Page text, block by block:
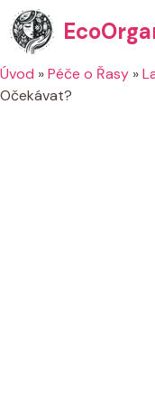
Přeskočit
na
obsah
Úvod »Péče o Řasy »
Očekávat?